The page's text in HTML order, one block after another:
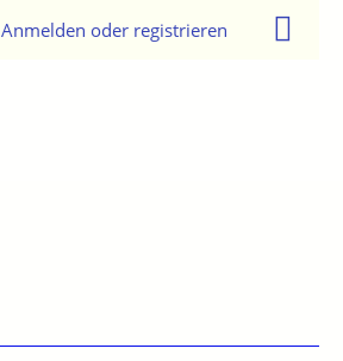
Anmelden oder registrieren